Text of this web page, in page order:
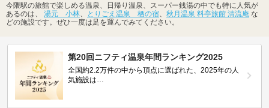
今隈駅の旅館で楽しめる温泉、日帰り温泉、スーパー銭湯の中でも特に人気が
あるのは、 湯元 小林 とりごえ温泉 栖の宿 秋月温泉 料亭旅館 清流庵 な
どの施設です。ぜひ一度は足を運んでみてください。
第20回ニフティ温泉年間ランキング2025
全国約2.2万件の中から頂点に選ばれた、2025年の人
気施設は…